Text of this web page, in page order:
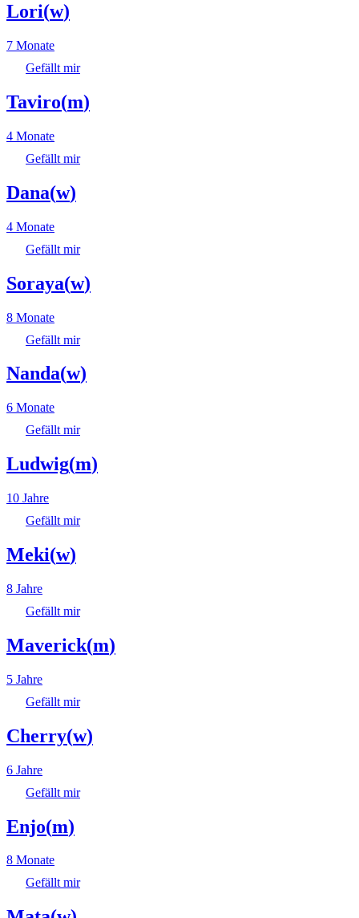
Lori(w)
7 Monate
Gefällt mir
Taviro(m)
4 Monate
Gefällt mir
Dana(w)
4 Monate
Gefällt mir
Soraya(w)
8 Monate
Gefällt mir
Nanda(w)
6 Monate
Gefällt mir
Ludwig(m)
10 Jahre
Gefällt mir
Meki(w)
8 Jahre
Gefällt mir
Maverick(m)
5 Jahre
Gefällt mir
Cherry(w)
6 Jahre
Gefällt mir
Enjo(m)
8 Monate
Gefällt mir